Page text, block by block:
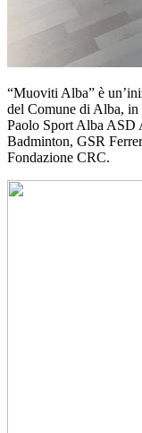
“Muoviti Alba” è
del Comune di Alba, in
Paolo Sport Alba ASD
Badminton, GSR
Fondazione CRC.